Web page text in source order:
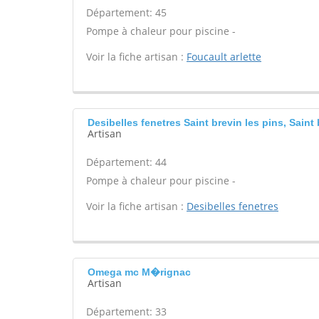
Département: 45
Pompe à chaleur pour piscine -
Voir la fiche artisan : Foucault arlette
Desibelles fenetres Saint brevin les pins, Saint
Artisan
Département: 44
Pompe à chaleur pour piscine -
Voir la fiche artisan : Desibelles fenetres
Omega mc M�rignac
Artisan
Département: 33